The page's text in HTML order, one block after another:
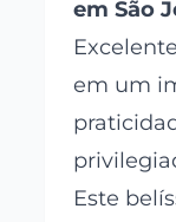
em São
em um
Este